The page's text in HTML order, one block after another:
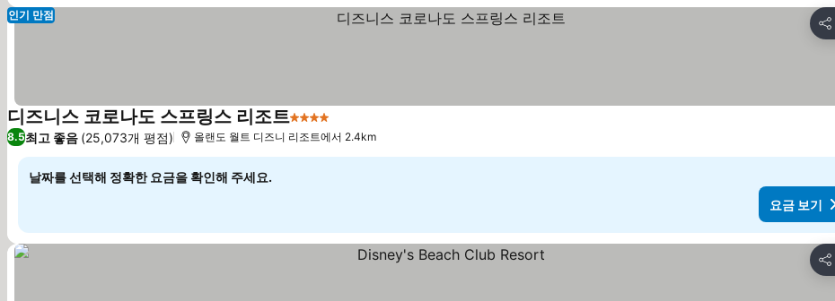
공유
인기 만점
디즈니스 코로나도 스프링스 리조트4 성급
8.5최고 좋음 (25,073개 평점) 올랜도 월트 디즈니 리조트에서 2.4km
날짜를 선택해 정확한 요금을 확인해 주세요.
요금 보기
공유